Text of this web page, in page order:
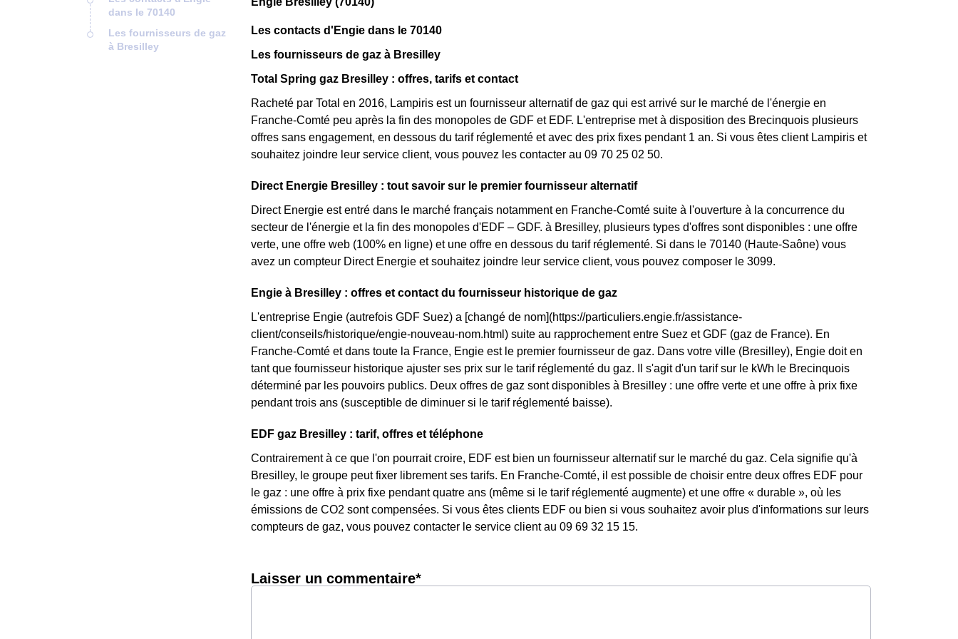
dans le 70140
Les fournisseurs de gaz
à Bresilley
Les contacts d'Engie dans le 70140
Les fournisseurs de gaz à Bresilley
Total Spring gaz Bresilley : offres, tarifs et contact
Racheté par Total en 2016, Lampiris est un fournisseur alternatif de gaz qui est arrivé sur le marché de l'énergie en
Franche-Comté peu après la fin des monopoles de GDF et EDF. L'entreprise met à disposition des Brecinquois plusieurs
offres sans engagement, en dessous du tarif réglementé et avec des prix fixes pendant 1 an. Si vous êtes client Lampiris et
souhaitez joindre leur service client, vous pouvez les contacter au 09 70 25 02 50.
Direct Energie Bresilley : tout savoir sur le premier fournisseur alternatif
Direct Energie est entré dans le marché français notamment en Franche-Comté suite à l'ouverture à la concurrence du
secteur de l'énergie et la fin des monopoles d'EDF – GDF. à Bresilley, plusieurs types d'offres sont disponibles : une offre
verte, une offre web (100% en ligne) et une offre en dessous du tarif réglementé. Si dans le 70140 (Haute-Saône) vous
avez un compteur Direct Energie et souhaitez joindre leur service client, vous pouvez composer le 3099.
Engie à Bresilley : offres et contact du fournisseur historique de gaz
L'entreprise Engie (autrefois GDF Suez) a [changé de nom](https://particuliers.engie.fr/assistance-
client/conseils/historique/engie-nouveau-nom.html) suite au rapprochement entre Suez et GDF (gaz de France). En
Franche-Comté et dans toute la France, Engie est le premier fournisseur de gaz. Dans votre ville (Bresilley), Engie doit en
tant que fournisseur historique ajuster ses prix sur le tarif réglementé du gaz. Il s'agit d'un tarif sur le kWh le Brecinquois
déterminé par les pouvoirs publics. Deux offres de gaz sont disponibles à Bresilley : une offre verte et une offre à prix fixe
pendant trois ans (susceptible de diminuer si le tarif réglementé baisse).
EDF gaz Bresilley : tarif, offres et téléphone
Contrairement à ce que l'on pourrait croire, EDF est bien un fournisseur alternatif sur le marché du gaz. Cela signifie qu'à
Bresilley, le groupe peut fixer librement ses tarifs. En Franche-Comté, il est possible de choisir entre deux offres EDF pour
le gaz : une offre à prix fixe pendant quatre ans (même si le tarif réglementé augmente) et une offre « durable », où les
émissions de CO2 sont compensées. Si vous êtes clients EDF ou bien si vous souhaitez avoir plus d'informations sur leurs
compteurs de gaz, vous pouvez contacter le service client au 09 69 32 15 15.
Laisser un commentaire*